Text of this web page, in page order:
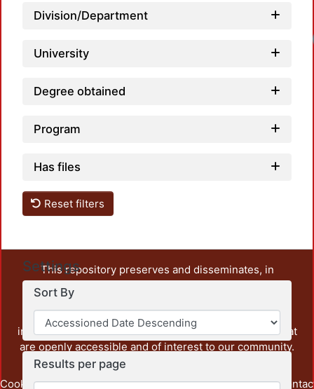
Division/Department
University
Degree obtained
Program
Has files
Reset filters
Settings
Sort By
Results per page
This repository preserves and disseminates, in
unrestricted open access, the teaching and research
output of UAM Azcapotzalco. It also includes some
administrative and graphic documents from the
institution, as well as content from other institutions that
are openly accessible and of interest to our community.
Cookie Privacy End User Send